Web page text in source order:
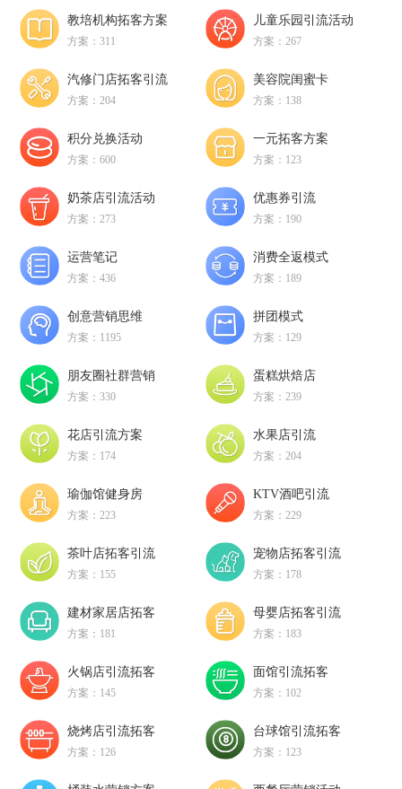
教培机构拓客方案
方案：311
儿童乐园引流活动
方案：267
汽修门店拓客引流
方案：204
美容院闺蜜卡
方案：138
积分兑换活动
方案：600
一元拓客方案
方案：123
奶茶店引流活动
方案：273
优惠券引流
方案：190
运营笔记
方案：436
消费全返模式
方案：189
创意营销思维
方案：1195
拼团模式
方案：129
朋友圈社群营销
方案：330
蛋糕烘焙店
方案：239
花店引流方案
方案：174
水果店引流
方案：204
瑜伽馆健身房
方案：223
KTV酒吧引流
方案：229
茶叶店拓客引流
方案：155
宠物店拓客引流
方案：178
建材家居店拓客
方案：181
母婴店拓客引流
方案：183
火锅店引流拓客
方案：145
面馆引流拓客
方案：102
烧烤店引流拓客
方案：126
台球馆引流拓客
方案：123